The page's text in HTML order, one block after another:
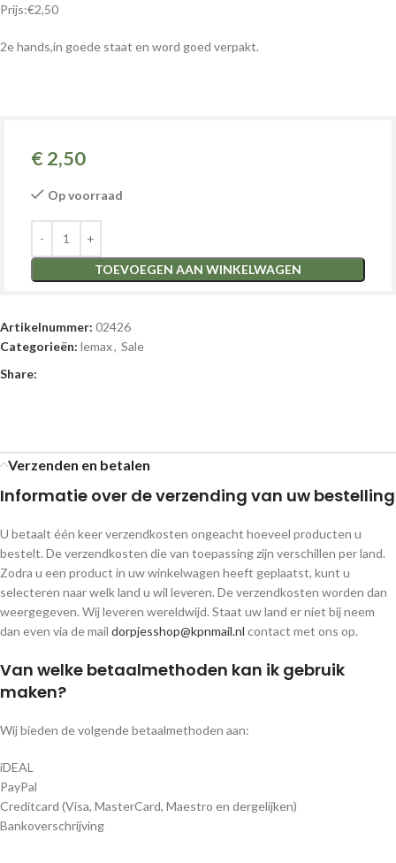
Prijs:€2,50
2e hands,in goede staat en word goed verpakt.
€ 2,50
Op voorraad
TOEVOEGEN AAN WINKELWAGEN
Artikelnummer: 02426
Categorieën: lemax, Sale
Share:
Verzenden en betalen
Informatie over de verzending van uw bestelling
U betaalt één keer verzendkosten ongeacht hoeveel producten u
bestelt. De verzendkosten die van toepassing zijn verschillen per land.
Zodra u een product in uw winkelwagen heeft geplaatst, kunt u
selecteren naar welk land u wil leveren. De verzendkosten worden dan
weergegeven. Wij leveren wereldwijd. Staat uw land er niet bij neem
dan even via de mail dorpjesshop@kpnmail.nl contact met ons op.
Van welke betaalmethoden kan ik gebruik
maken?
Wij bieden de volgende betaalmethoden aan:
iDEAL
PayPal
Creditcard (Visa, MasterCard, Maestro en dergelijken)
Bankoverschrijving